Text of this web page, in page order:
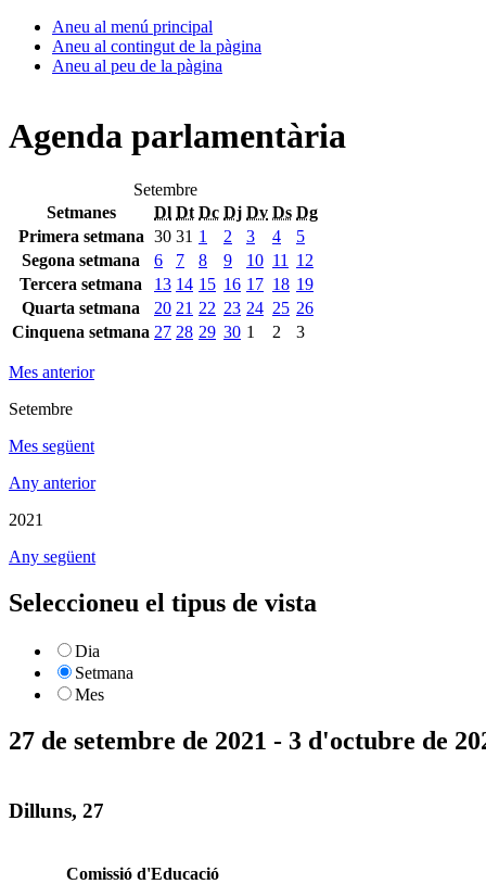
Aneu al menú principal
Aneu al contingut de la pàgina
Aneu al peu de la pàgina
Agenda parlamentària
Setembre
Setmanes
Dl Dt Dc Dj Dv Ds Dg
Primera setmana 30 31 1 2 3 4
5
Segona setmana
6 7 8 9 10 11
12
Tercera setmana
13 14 15 16 17 18 19
Quarta setmana
20 21 22 23 24 25 26
Cinquena setmana 27 28 29 30 1 2 3
Mes anterior
Setembre
Mes següent
Any anterior
2021
Any següent
Seleccioneu el tipus de vista
Dia
Setmana
Mes
27 de setembre de 2021 - 3 d'octubre de
Dilluns, 27
Comissió d'Educació